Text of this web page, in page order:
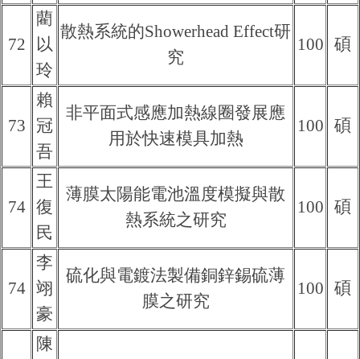
72
藺
以
玲
散熱系統的Showerhead Effect研
究
100 碩
73
賴
冠
吾
非平面式感應加熱線圈發展應
用於快速模具加熱
100 碩
74
王
復
民
薄膜太陽能電池溫度模擬與散
熱系統之研究
100 碩
74
李
翊
豪
硫化與電鍍法製備銅鋅錫硫薄
膜之研究
100 碩
陳